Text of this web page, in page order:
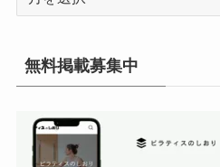
イ
ブ
無料掲載募集中